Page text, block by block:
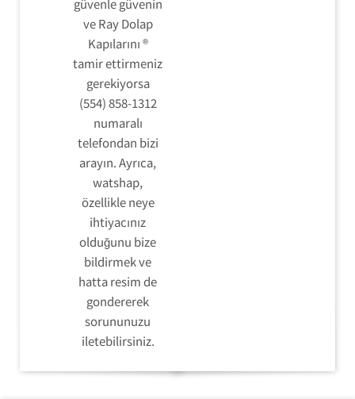
güvenle güvenin
ve Ray Dolap
Kapılarını ®
tamir ettirmeniz
gerekiyorsa
(554) 858-1312
numaralı
telefondan bizi
arayın. Ayrıca,
watshap,
özellikle neye
ihtiyacınız
olduğunu bize
bildirmek ve
hatta resim de
gondererek
sorununuzu
iletebilirsiniz.